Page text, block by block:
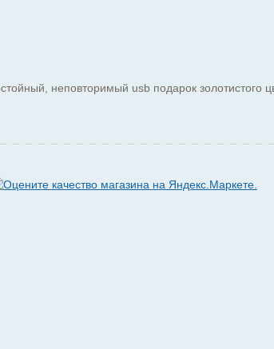
неповторимый usb подарок золотистого